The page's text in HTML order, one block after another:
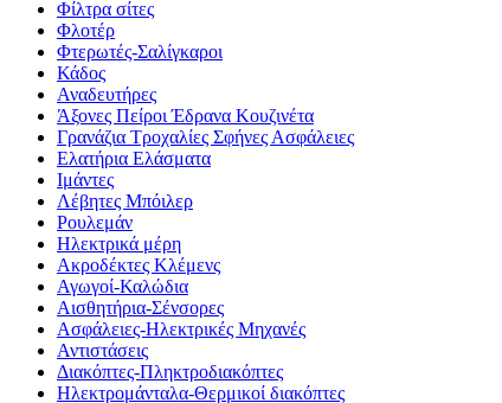
Φίλτρα σίτες
Φλοτέρ
Φτερωτές-Σαλίγκαροι
Κάδος
Αναδευτήρες
Άξονες Πείροι Έδρανα Κουζινέτα
Γρανάζια Τροχαλίες Σφήνες Ασφάλειες
Ελατήρια Ελάσματα
Ιμάντες
Λέβητες Μπόιλερ
Ρουλεμάν
Ηλεκτρικά μέρη
Ακροδέκτες Κλέμενς
Αγωγοί-Καλώδια
Αισθητήρια-Σένσορες
Ασφάλειες-Ηλεκτρικές Μηχανές
Αντιστάσεις
Διακόπτες-Πληκτροδιακόπτες
Ηλεκτρομάνταλα-Θερμικοί διακόπτες